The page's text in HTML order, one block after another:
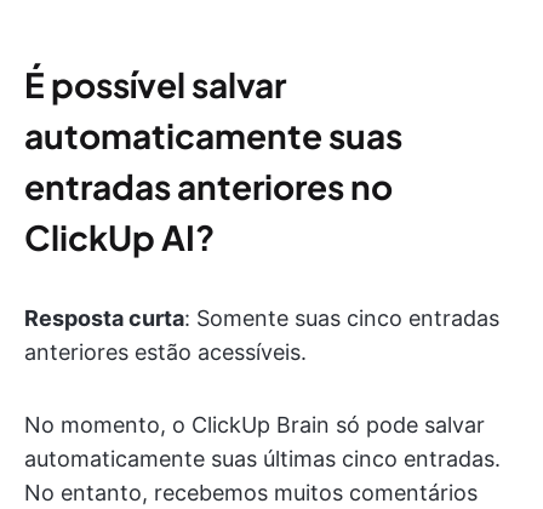
É possível salvar
automaticamente suas
entradas anteriores no
ClickUp AI?
Resposta curta: Somente suas cinco entradas
anteriores estão acessíveis.
No momento, o ClickUp Brain só pode salvar
automaticamente suas últimas cinco entradas.
No entanto, recebemos muitos comentários